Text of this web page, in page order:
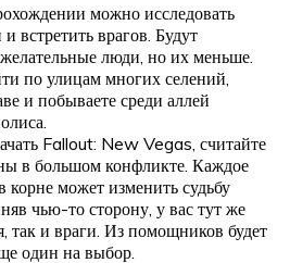
можно исследовать
встретить врагов. Будут
люди, но их меньше.
по улицам многих селений,
и побываете среди аллей
Fallout: New Vegas, считайте
в большом конфликте. Каждое
корне может изменить судьбу
чью-то сторону, у вас тут же
так и враги. Из помощников будет
один на выбор.